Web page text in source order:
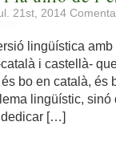
21st, 2014
lingüística
i castellà-
bo en català,
lingüístic, sinó
[…]